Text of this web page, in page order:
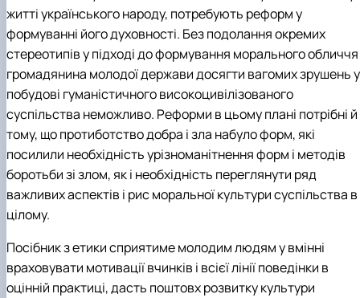
житті українського народу, потребують реформ у
формуванні його духовності. Без подолання окремих
стереотипів у підході до формування морального обличчя
громадянина молодої держави досягти вагомих зрушень у
побудові гуманістичного високоцивілізованого
суспільства неможливо. Реформи в цьому плані потрібні й
тому, що протиботство добра і зла набуло форм, які
посилили необхідність урізноманітнення форм і методів
боротьби зі злом, як і необхідність переглянути ряд
важливих аспектів і рис моральної культури суспільства в
цілому.
Посібник з етики сприятиме молодим людям у вмінні
враховувати мотивації вчинків і всієї лінії поведінки в
оцінній практиці, дасть поштовх розвитку культури